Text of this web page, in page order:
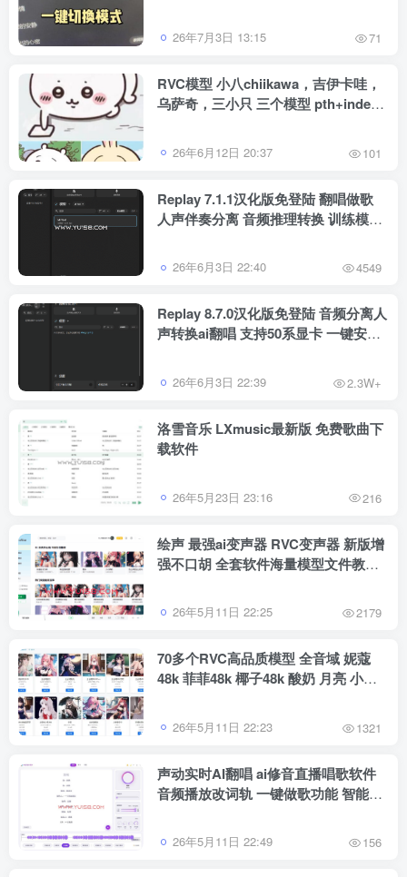
26年7月3日 13:15 71
RVC模型 小八chiikawa，吉伊卡哇，
乌萨奇，三小只 三个模型 pth+index
26年6月12日 20:37 101
Replay 7.1.1汉化版免登陆 翻唱做歌
人声伴奏分离 音频推理转换 训练模型
26年6月3日 22:40 4549
Replay 8.7.0汉化版免登陆 音频分离人
声转换ai翻唱 支持50系显卡 一键安装
26年6月3日 22:39 2.3W+
洛雪音乐 LXmusic最新版 免费歌曲下
载软件
26年5月23日 23:16 216
绘声 最强ai变声器 RVC变声器 新版增
强不口胡 全套软件海量模型文件教程
26年5月11日 22:25 2179
70多个RVC高品质模型 全音域 妮蔻
48k 菲菲48k 椰子48k 酸奶 月亮 小橘
26年5月11日 22:23 1321
声动实时AI翻唱 ai修音直播唱歌软件
音频播放改词轨 一键做歌功能 智能切
26年5月11日 22:49 156